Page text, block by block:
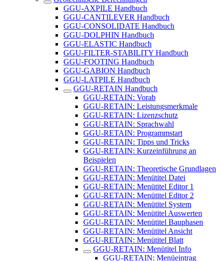
GGU-AXPILE Handbuch
GGU-CANTILEVER Handbuch
GGU-CONSOLIDATE Handbuch
GGU-DOLPHIN Handbuch
GGU-ELASTIC Handbuch
GGU-FILTER-STABILITY Handbuch
GGU-FOOTING Handbuch
GGU-GABION Handbuch
GGU-LATPILE Handbuch
GGU-RETAIN Handbuch
GGU-RETAIN: Vorab
GGU-RETAIN: Leistungsmerkmale
GGU-RETAIN: Lizenzschutz
GGU-RETAIN: Sprachwahl
GGU-RETAIN: Programmstart
GGU-RETAIN: Tipps und Tricks
GGU-RETAIN: Kurzeinführung an
Beispielen
GGU-RETAIN: Theoretische Grundlagen
GGU-RETAIN: Menütitel Datei
GGU-RETAIN: Menütitel Editor 1
GGU-RETAIN: Menütitel Editor 2
GGU-RETAIN: Menütitel System
GGU-RETAIN: Menütitel Auswerten
GGU-RETAIN: Menütitel Bauphasen
GGU-RETAIN: Menütitel Ansicht
GGU-RETAIN: Menütitel Blatt
GGU-RETAIN: Menütitel Info
GGU-RETAIN: Menüeintrag